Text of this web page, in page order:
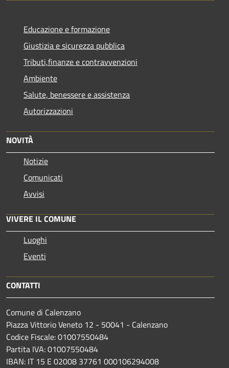
Educazione e formazione
Giustizia e sicurezza pubblica
Tributi,finanze e contravvenzioni
Ambiente
Salute, benessere e assistenza
Autorizzazioni
NOVITÀ
Notizie
Comunicati
Avvisi
VIVERE IL COMUNE
Luoghi
Eventi
CONTATTI
Comune di Calenzano
Piazza Vittorio Veneto 12 - 50041 - Calenzano
Codice Fiscale: 01007550484
Partita IVA: 01007550484
IBAN: IT 15 E 02008 37761 000106294008